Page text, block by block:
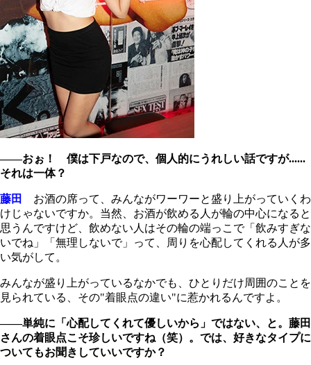
――おぉ！ 僕は下戸なので、個人的にうれしい話ですが......
それは一体？
藤田
お酒の席って、みんながワーワーと盛り上がっていくわ
けじゃないですか。当然、お酒が飲める人が輪の中心になると
思うんですけど、飲めない人はその輪の端っこで「飲みすぎな
いでね」「無理しないで」って、周りを心配してくれる人が多
い気がして。
みんなが盛り上がっているなかでも、ひとりだけ周囲のことを
見られている、その"着眼点の違い"に惹かれるんですよ。
――単純に「心配してくれて優しいから」ではない、と。藤田
さんの着眼点こそ珍しいですね（笑）。では、好きなタイプに
ついてもお聞きしていいですか？